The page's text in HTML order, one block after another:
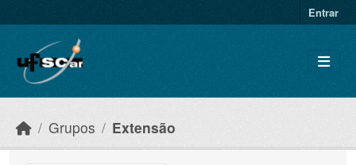
Entrar
Grupos Extensão